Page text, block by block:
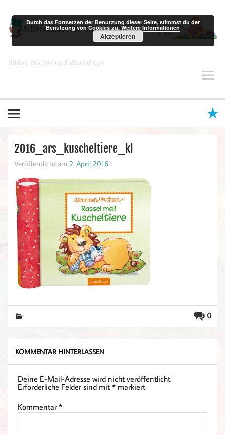
springen
Anna Karina Birkenstock
Bilder, Bücher und Workshops
2016_ars_kuscheltiere_kl
Veröffentlicht am 2. April 2016
0
KOMMENTAR HINTERLASSEN
Deine E-Mail-Adresse wird nicht veröffentlicht.
Erforderliche Felder sind mit* markiert
Kommentar*
Durch das Fortsetzen der Benutzung dieser Seite, stimmst du der
Benutzung von Cookies zu.Weitere Informationen
Akzeptieren